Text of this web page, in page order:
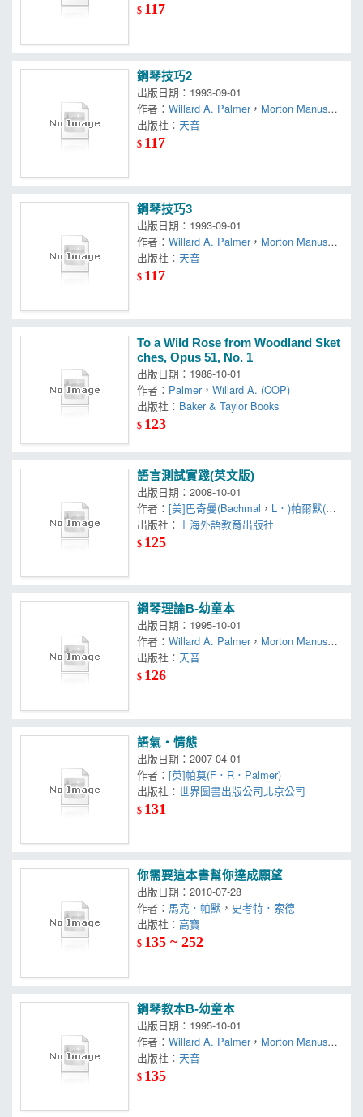
$ 117
鋼琴技巧2
出版日期：1993-09-01
作者：Willard A. Palmer ， Morton Manus，
Amanda Vick Lethco
出版社：
$ 117
鋼琴技巧3
出版日期：1993-09-01
作者：Willard A. Palmer ， Morton Manus，
Amanda Vick Lethco
出版社：
$ 117
To a Wild Rose from Woodland Sket
ches, Opus 51, No. 1
出版日期：1986-10-01
作者： Palmer ，Willard A. (COP)
出版社： Baker & Taylor Books
$ 123
語言測試實踐(英文版)
出版日期：2008-10-01
作者：[美]巴奇曼(Bachmal ， L．)帕爾默(Pal
mer，A．)
出版社： 上海外語教育出版社
$ 125
鋼琴理論B-幼童本
出版日期：1995-10-01
作者：Willard A. Palmer ， Morton Manus，
Amanda Vick Lethco
出版社：
$ 126
語氣‧情態
出版日期：2007-04-01
作者：[英]帕莫(F．R．Palmer)
出版社：世界圖書出版公司北京公司
$ 131
你需要這本書幫你達成願望
出版日期：2010-07-28
作者： 馬克．帕默 ， 史考特．索德
出版社：
$ 135 ~ 252
鋼琴教本B-幼童本
出版日期：1995-10-01
作者：Willard A. Palmer ， Morton Manus，
Amanda Vick Lethco
出版社：
$ 135